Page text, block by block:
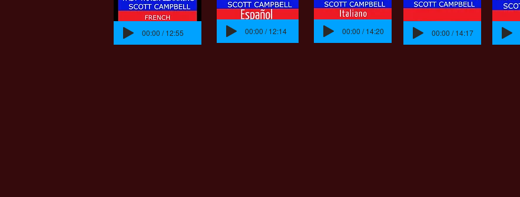
00:00 / 12:55 00:00 / 12:14 00:00 / 14:20 00:00 / 14:17